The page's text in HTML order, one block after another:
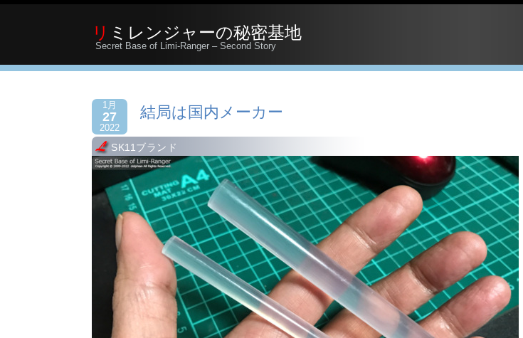
リミレンジャーの秘密基地
Secret Base of Limi-Ranger – Second Story
1月
27
2022
結局は国内メーカー
SK11ブランド